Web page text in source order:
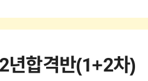
합격반(1+2차)